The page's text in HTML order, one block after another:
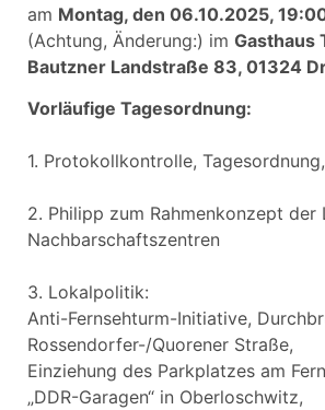
am Montag, den 06.10.2025,
(Achtung, Änderung:) im Gasthaus
Bautzner Landstraße 83, 01324
Vorläufige Tagesordnung:
1. Protokollkontrolle,
2. Philipp zum Rahmenkonzept der
Nachbarschaftszentren
3. Lokalpolitik:
Anti-Fernsehturm-Initiative,
Rossendorfer-/Quorener Straße,
Einziehung des Parkplatzes am
„DDR-Garagen“ in Oberloschwitz,